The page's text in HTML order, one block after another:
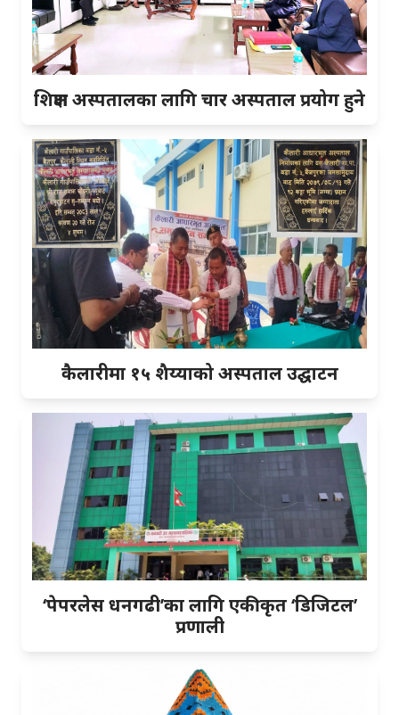
शिक्षण अस्पतालका लागि चार अस्पताल प्रयोग हुने
कैलारीमा १५ शैय्याको अस्पताल उद्घाटन
‘पेपरलेस धनगढी’का लागि एकीकृत ‘डिजिटल’
प्रणाली